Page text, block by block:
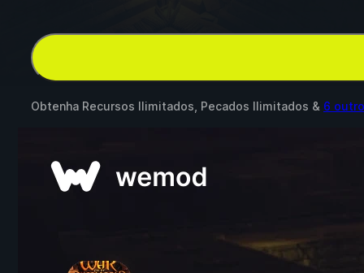
Obtenha Recursos Ilimitados, Pecados Ilimitados & 6